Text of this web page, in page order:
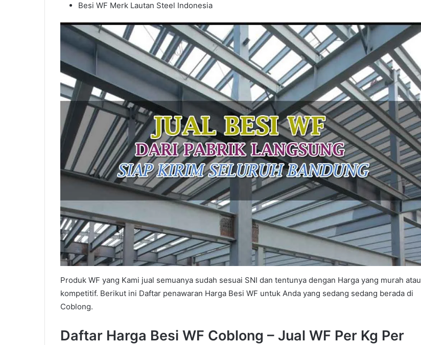
Besi WF Merk Lautan Steel Indonesia
Produk WF yang Kami jual semuanya sudah sesuai SNI dan tentunya dengan Harga yang murah atau
kompetitif. Berikut ini Daftar penawaran Harga Besi WF untuk Anda yang sedang sedang berada di
Coblong.
Daftar Harga Besi WF Coblong – Jual WF Per Kg Per